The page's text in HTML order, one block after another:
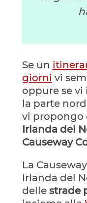
Se un
giorni vi
oppure se vi
la parte
vi propongo
Irlanda del
Causeway
La
Irlanda del
delle strade